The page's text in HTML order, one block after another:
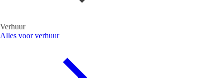
Verhuur
Alles voor verhuur